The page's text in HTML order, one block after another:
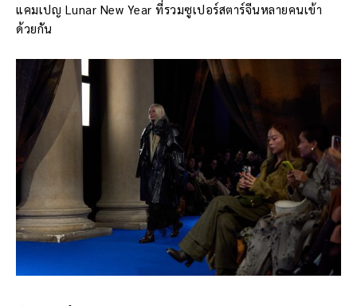
แคมเปญ Lunar New Year ที่รวมซูเปอร์สตาร์จีนหลายคนเข้า
ด้วยกัน